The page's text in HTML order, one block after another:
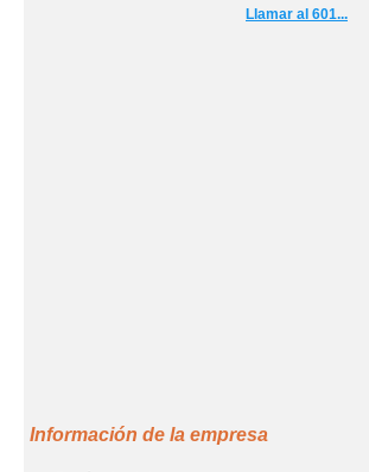
Llamar al 601...
Información de la empresa